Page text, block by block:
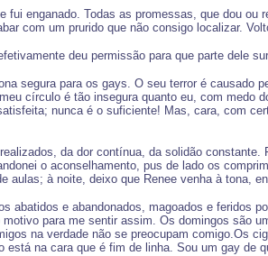
enganado. Todas as promessas, que dou
com um prurido que não consigo localizar.
deu permissão para que parte dele
segura para os gays. O seu terror é
círculo é tão insegura quanto eu, com
nunca é o suficiente! Mas, cara, com
da dor contínua, da solidão
o aconselhamento, pus de lado os
aulas; à noite, deixo que Renee venha à tona,
abatidos e abandonados, magoados e feridos
para me sentir assim. Os domingos são
na verdade não se preocupam comigo.Os
na cara que é fim de linha. Sou um gay de